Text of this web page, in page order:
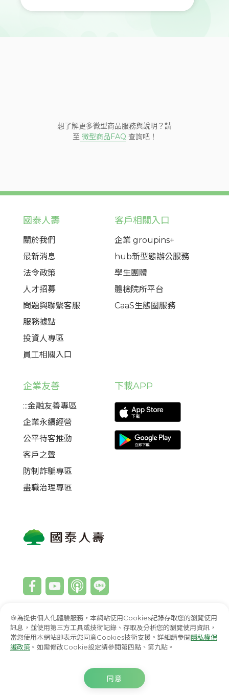
🍪為提供個人化體驗服務，本網站使用Cookies記錄存取您的瀏覽使用
訊息，並使用第三方工具或技術記錄、存取及分析您的瀏覽使用資訊，
當您使用本網站即表示您同意Cookies技術支援。詳細請參閱隱私權保
護政策 。如需修改Cookie設定請參閱第四點、第九點。
同意
想了解更多微型商品服務與說明？請
至 微型商品FAQ 查詢吧！
國泰人壽
關於我們
最新消息
法令政策
人才招募
問題與聯繫客服
服務據點
投資人專區
員工相關入口
客戶相關入口
企業 groupins+
hub新型態辦公服務
學生團體
體檢院所平台
CaaS生態圈服務
企業友善
:::金融友善專區
企業永續經營
公平待客推動
客戶之聲
防制詐騙專區
盡職治理專區
下載APP
回首頁 English Việt Nam
國泰綜合證券
國泰投信
© 國泰人壽保險股份有限公司